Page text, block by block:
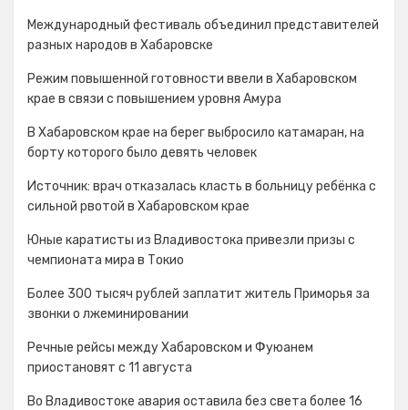
Международный фестиваль объединил представителей
разных народов в Хабаровске
Режим повышенной готовности ввели в Хабаровском
крае в связи с повышением уровня Амура
В Хабаровском крае на берег выбросило катамаран, на
борту которого было девять человек
Источник: врач отказалась класть в больницу ребёнка с
сильной рвотой в Хабаровском крае
Юные каратисты из Владивостока привезли призы с
чемпионата мира в Токио
Более 300 тысяч рублей заплатит житель Приморья за
звонки о лжеминировании
Речные рейсы между Хабаровском и Фуюанем
приостановят с 11 августа
Во Владивостоке авария оставила без света более 16